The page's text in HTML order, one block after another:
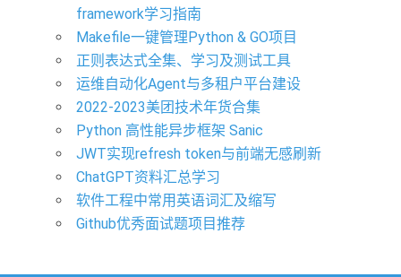
framework学习指南
Makefile一键管理Python & GO项目
正则表达式全集、学习及测试工具
运维自动化Agent与多租户平台建设
2022-2023美团技术年货合集
Python 高性能异步框架 Sanic
JWT实现refresh token与前端无感刷新
ChatGPT资料汇总学习
软件工程中常用英语词汇及缩写
Github优秀面试题项目推荐